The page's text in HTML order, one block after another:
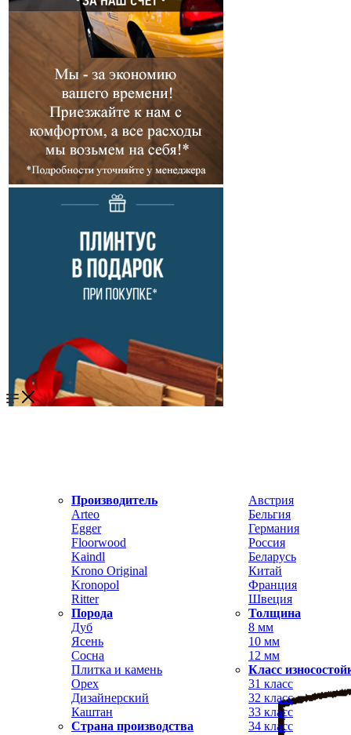
Производитель
Arteo
Egger
Floorwood
Kaindl
Krono Original
Kronopol
Ritter
Порода
Дуб
Ясень
Сосна
Плитка и камень
Орех
Дизайнерский
Каштан
Страна производства
Австрия
Бельгия
Германия
Россия
Беларусь
Китай
Франция
Швеция
Толщина
8 мм
10 мм
12 мм
Класс
31 класс
32 класс
33 класс
34 класс